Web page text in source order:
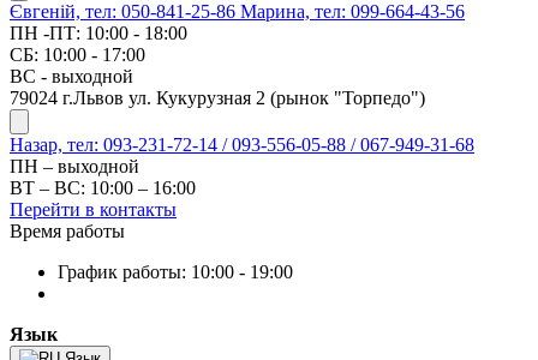
Євгеній, тел: 050-841-25-86 Марина, тел: 099-664-43-56
ПН -ПТ: 10:00 - 18:00
СБ: 10:00 - 17:00
ВС - выходной
79024 г.Львов ул. Кукурузная 2 (рынок "Торпедо")
Назар, тел: 093-231-72-14 / 093-556-05-88 / 067-949-31-68
ПН – выходной
ВТ – ВС: 10:00 – 16:00
Перейти в контакты
Время работы
График работы: 10:00 - 19:00
Язык